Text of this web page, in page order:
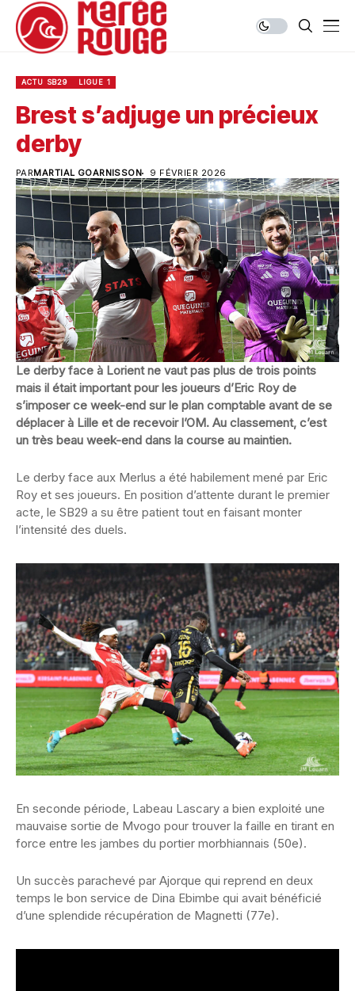
ACTU SB29 LIGUE 1
Brest s’adjuge un précieux
derby
PARMARTIAL GOARNISSON 9 FÉVRIER 2026
Le derby face à Lorient ne vaut pas plus de trois points
mais il était important pour les joueurs d’Eric Roy de
s’imposer ce week-end sur le plan comptable avant de se
déplacer à Lille et de recevoir l’OM. Au classement, c’est
un très beau week-end dans la course au maintien.
Le derby face aux Merlus a été habilement mené par Eric
Roy et ses joueurs. En position d’attente durant le premier
acte, le SB29 a su être patient tout en faisant monter
l’intensité des duels.
En seconde période, Labeau Lascary a bien exploité une
mauvaise sortie de Mvogo pour trouver la faille en tirant en
force entre les jambes du portier morbhiannais (50e).
Un succès parachevé par Ajorque qui reprend en deux
temps le bon service de Dina Ebimbe qui avait bénéficié
d’une splendide récupération de Magnetti (77e).